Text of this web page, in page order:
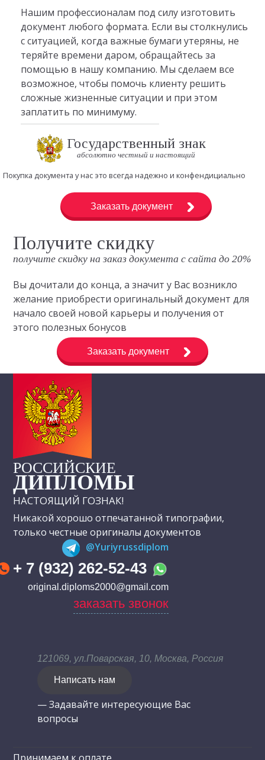
Нашим профессионалам под силу изготовить
документ любого формата. Если вы столкнулись
с ситуацией, когда важные бумаги утеряны, не
теряйте времени даром, обращайтесь за
помощью в нашу компанию. Мы сделаем все
возможное, чтобы помочь клиенту решить
сложные жизненные ситуации и при этом
заплатить по минимуму.
Государственный знак
абсолютно честный и настоящий
Покупка документа у нас это всегда надежно и конфендициально
Заказать документ
Получите скидку
получите скидку на заказ документа с сайта до 20%
Вы дочитали до конца, а значит у Вас возникло
желание приобрести оригинальный документ для
начало своей новой карьеры и получения от
этого полезных бонусов
Заказать документ
РОССИЙСКИЕ
ДИПЛОМЫ
НАСТОЯЩИЙ ГОЗНАК!
Никакой хорошо отпечатанной типографии,
только честные оригиналы документов
@Yuriyrussdiplom
+ 7 (932) 262-52-43
original.diploms2000@gmail.com
заказать звонок
121069, ул.Поварская, 10, Москва, Россия
Написать нам
— Задавайте интересующие Вас
вопросы